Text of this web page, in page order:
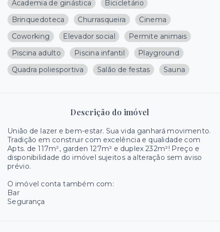
Academia de ginástica
Bicicletário
Brinquedoteca
Churrasqueira
Cinema
Coworking
Elevador social
Permite animais
Piscina adulto
Piscina infantil
Playground
Quadra poliesportiva
Salão de festas Sauna
Descrição do imóvel
União de lazer e bem-estar. Sua vida ganhará movimento.
Tradição em construir com excelência e qualidade com
Apts. de 117m², garden 127m² e duplex 232m²! Preço e
disponibilidade do imóvel sujeitos a alteração sem aviso
prévio.
O imóvel conta também com:
Bar
Segurança